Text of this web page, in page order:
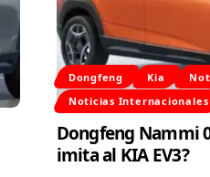
Dongfeng Kia
Noticias Internacionales
Dongfeng Nammi
imita al KIA EV3?